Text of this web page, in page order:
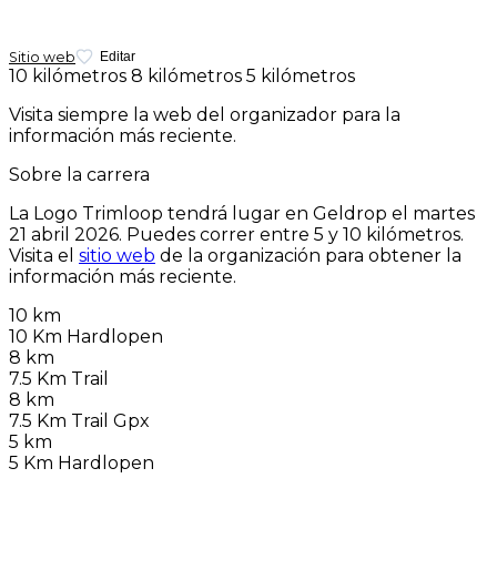
Sitio web Editar
10 kilómetros 8 kilómetros 5 kilómetros
Visita siempre la web del organizador para la
información más reciente.
Sobre la carrera
La Logo Trimloop tendrá lugar en Geldrop el martes
21 abril 2026. Puedes correr entre 5 y 10 kilómetros.
Visita el sitio web de la organización para obtener la
información más reciente.
10 km
10 Km Hardlopen
8 km
7.5 Km Trail
8 km
7.5 Km Trail Gpx
5 km
5 Km Hardlopen